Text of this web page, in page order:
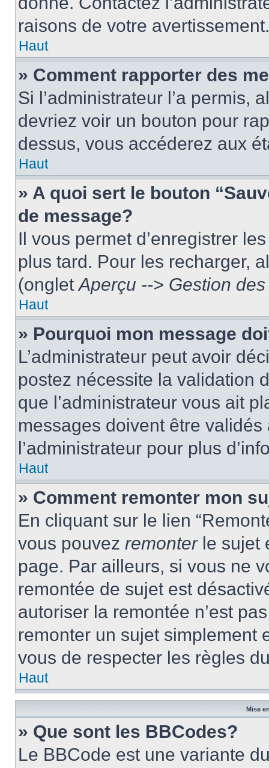
raisons de votre avertissement.
Haut
» Comment rapporter des
Si l’administrateur l’a permis,
devriez voir un bouton pour
dessus, vous accéderez aux
Haut
» A quoi sert le bouton
de message?
Il vous permet d’enregistrer
plus tard. Pour les recharger,
(ongletAperçu --> Gestion
Haut
» Pourquoi mon message
L’administrateur peut avoir
postez nécessite la validation
que l’administrateur vous ait
messages doivent être validés
l’administrateur pour plus
Haut
» Comment remonter mon
En cliquant sur le lien
vous pouvez remonterle sujet
page. Par ailleurs, si vous ne
remontée de sujet est
autoriser la remontée n’est
remonter un sujet simplement
vous de respecter les règles
Haut
Mise
» Que sont les BBCodes?
Le BBCode est une variante